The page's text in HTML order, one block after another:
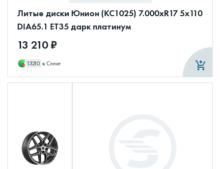
Литые диски Юнион (КС1025) 7.000xR17 5x110
DIA65.1 ET35 дарк платинум
13 210 ₽
13210 в Сплит